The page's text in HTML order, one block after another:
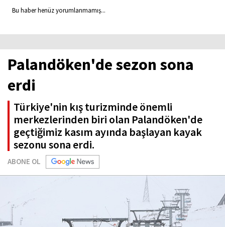
Bu haber henüz yorumlanmamış...
Palandöken'de sezon sona
erdi
Türkiye'nin kış turizminde önemli
merkezlerinden biri olan Palandöken'de
geçtiğimiz kasım ayında başlayan kayak
sezonu sona erdi.
ABONE OL